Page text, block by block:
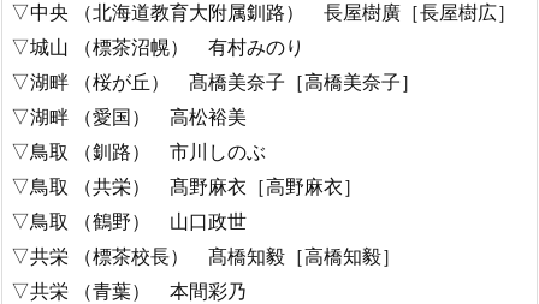
▽中央 （北海道教育大附属釧路） 長屋樹廣［長屋樹広］
▽城山 （標茶沼幌） 有村みのり
▽湖畔 （桜が丘） 髙橋美奈子［高橋美奈子］
▽湖畔 （愛国） 高松裕美
▽鳥取 （釧路） 市川しのぶ
▽鳥取 （共栄） 髙野麻衣［高野麻衣］
▽鳥取 （鶴野） 山口政世
▽共栄 （標茶校長） 髙橋知毅［高橋知毅］
▽共栄 （青葉） 本間彩乃